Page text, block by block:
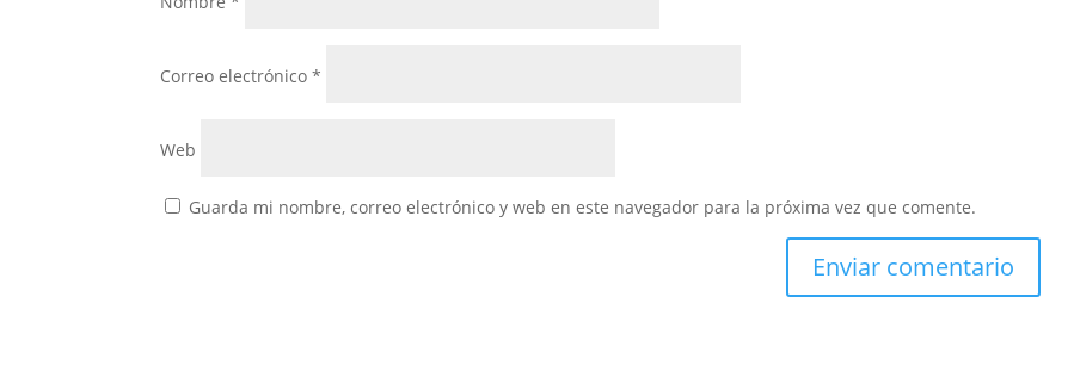
Correo electrónico*
Web
Guarda mi nombre, correo electrónico y web en este navegador para la próxima vez que comente.